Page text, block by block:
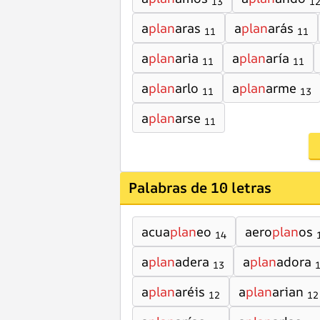
aplanaras 11 aplanarás 11
aplanaria 11 aplanaría 11
aplanarlo 11 aplanarme 13
aplanarse 11
Palabras de 10 letras
acuaplaneo 14 aeroplanos
aplanadera 13 aplanadora
aplanaréis 12 aplanarian 12